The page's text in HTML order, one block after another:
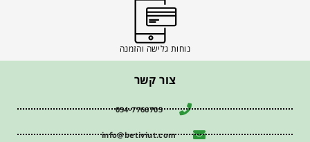
נוחות גלישה והזמנה
צור קשר
054-7766705
info@betiviut.com